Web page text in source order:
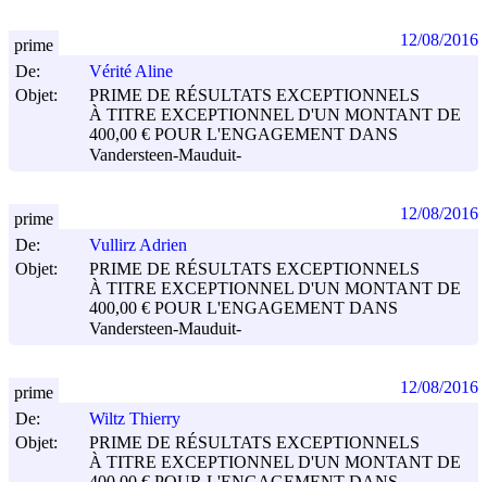
De:
Vérité Aline
Objet:
PRIME DE RÉSULTATS EXCEPTIONNELS
À TITRE EXCEPTIONNEL D'UN MONTANT DE
400,00 € POUR L'ENGAGEMENT DANS
Vandersteen-Mauduit-
prime 12/08/2016
De:
Vullirz Adrien
Objet:
PRIME DE RÉSULTATS EXCEPTIONNELS
À TITRE EXCEPTIONNEL D'UN MONTANT DE
400,00 € POUR L'ENGAGEMENT DANS
Vandersteen-Mauduit-
prime 12/08/2016
De:
Wiltz Thierry
Objet:
PRIME DE RÉSULTATS EXCEPTIONNELS
À TITRE EXCEPTIONNEL D'UN MONTANT DE
prime 12/08/2016